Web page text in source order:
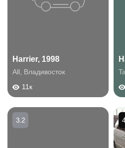
Harrier, 1998
All
Владивосток
11к
3.2